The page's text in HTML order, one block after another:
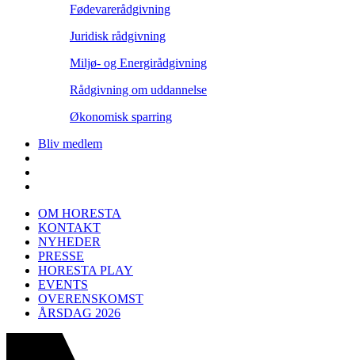
Fødevarerådgivning
Juridisk rådgivning
Miljø- og Energirådgivning
Rådgivning om uddannelse
Økonomisk sparring
Bliv medlem
OM HORESTA
KONTAKT
NYHEDER
PRESSE
HORESTA PLAY
EVENTS
OVERENSKOMST
ÅRSDAG 2026